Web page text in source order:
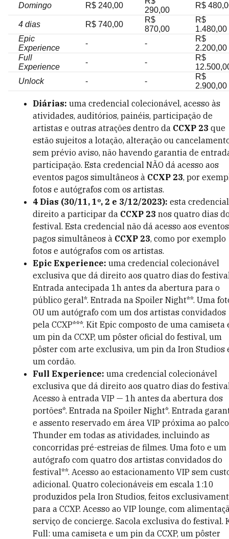
Domingo R$ 240,00
290,00
R$
4 dias R$ 740,00
R$
870,00
R$
1.480,00
Epic
Experience
- -
R$
2.200,00
Full
Experience
- -
R$
Unlock
- -
R$
2.900,00
Diárias: uma credencial colecionável, acesso às
atividades, auditórios, painéis, participação de
artistas e outras atrações dentro da CCXP 23 que
estão sujeitos a lotação, alteração ou
sem prévio aviso, não havendo garantia de
participação. Esta credencial NÃO dá acesso aos
eventos pagos simultâneos à CCXP 23, por
fotos e autógrafos com os artistas.
4 Dias (30/11, 1º, 2 e 3/12/2023): esta
direito a participar da CCXP 23 nos quatro dias
festival. Esta credencial não dá acesso aos eventos
pagos simultâneos à CCXP 23, como por exemplo
fotos e autógrafos com os artistas.
Epic Experience: uma credencial colecionável
exclusiva que dá direito aos quatro dias do
Entrada antecipada 1h antes da abertura para o
público geral*. Entrada na Spoiler Night**. Uma
OU um autógrafo com um dos artistas convidados
pela CCXP***. Kit Epic composto de uma camiseta
um pin da CCXP, um pôster oficial do festival, um
pôster com arte exclusiva, um pin da Iron Studios
um cordão.
Full Experience: uma credencial colecionável
exclusiva que dá direito aos quatro dias do
Acesso à entrada VIP — 1h antes da abertura dos
portões*. Entrada na Spoiler Night*. Entrada
e assento reservado em área VIP próxima ao palco
Thunder em todas as atividades, incluindo as
concorridas pré-estreias de filmes. Uma foto e um
autógrafo com quatro dos artistas convidados do
festival**. Acesso ao estacionamento VIP sem
adicional. Quatro colecionáveis em escala 1:10
produzidos pela Iron Studios, feitos
para a CCXP. Acesso ao VIP lounge, com
serviço de concierge. Sacola exclusiva do festival.
Full: uma camiseta e um pin da CCXP, um pôster